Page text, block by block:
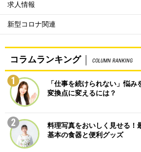
求人情報
新型コロナ関連
コラムランキング COLUMN RANKING
1
「仕事を続けられない」悩み
変換点に変えるには？
2
料理写真をおいしく見せる！
基本の食器と便利グッズ